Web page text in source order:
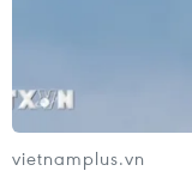
vietnamplus.vn